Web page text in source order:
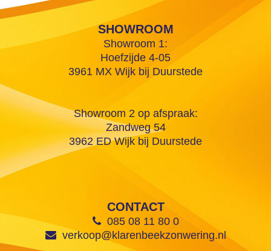
SHOWROOM
Showroom 1:
Hoefzijde 4-05
3961 MX Wijk bij Duurstede
Showroom 2 op afspraak:
Zandweg 54
3962 ED Wijk bij Duurstede
CONTACT
085 08 11 80 0
verkoop@klarenbeekzonwering.nl